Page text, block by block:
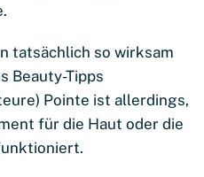
tatsächlich so wirksam
Beauty-Tipps
Pointe ist allerdings,
für die Haut oder die